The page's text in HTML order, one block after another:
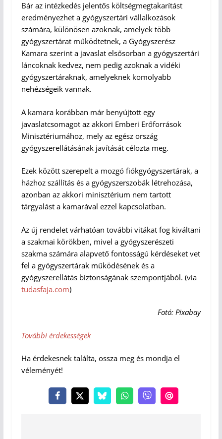
Bár az intézkedés jelentős költségmegtakarítást
eredményezhet a gyógyszertári vállalkozások
számára, különösen azoknak, amelyek több
gyógyszertárat működtetnek, a Gyógyszerész
Kamara szerint a javaslat elsősorban a gyógyszertári
láncoknak kedvez, nem pedig azoknak a vidéki
gyógyszertáraknak, amelyeknek komolyabb
nehézségeik vannak.
A kamara korábban már benyújtott egy
javaslatcsomagot az akkori Emberi Erőforrások
Minisztériumához, mely az egész ország
gyógyszerellátásának javítását célozta meg.
Ezek között szerepelt a mozgó fiókgyógyszertárak, a
házhoz szállítás és a gyógyszerszobák létrehozása,
azonban az akkori minisztérium nem tartott
tárgyalást a kamarával ezzel kapcsolatban.
Az új rendelet várhatóan további vitákat fog kiváltani
a szakmai körökben, mivel a gyógyszerészeti
szakma számára alapvető fontosságú kérdéseket vet
fel a gyógyszertárak működésének és a
gyógyszerellátás biztonságának szempontjából. (via
tudasfaja.com)
Fotó: Pixabay
További érdekességek
Ha érdekesnek találta, ossza meg és mondja el
véleményét!